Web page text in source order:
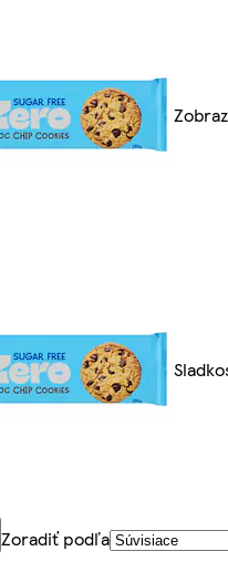
Zoradiť podľa